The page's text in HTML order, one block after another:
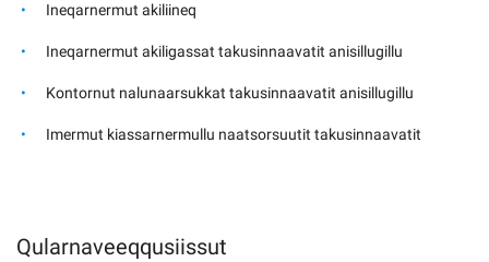
Ineqarnermut akiliineq
Ineqarnermut akiligassat takusinnaavatit anisillugillu
Kontornut nalunaarsukkat takusinnaavatit anisillugillu
Imermut kiassarnermullu naatsorsuutit takusinnaavatit
Qularnaveeqqusiissut